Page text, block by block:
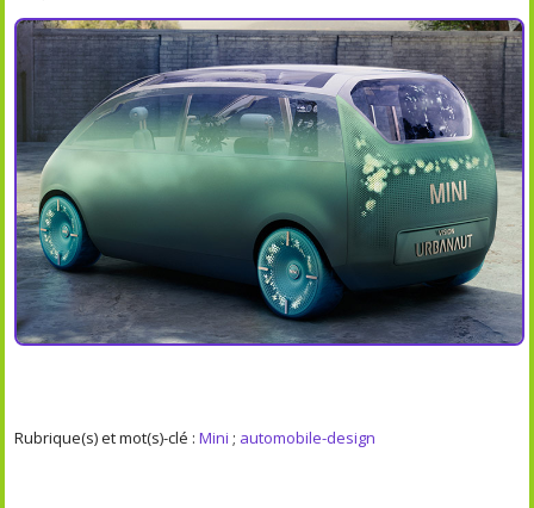
Rubrique(s) et mot(s)-clé :Mini ; automobile-design